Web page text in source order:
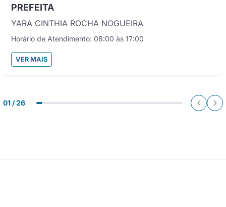
PREFEITA
YARA CINTHIA ROCHA NOGUEIRA
Horário de Atendimento: 08:00 às 17:00
VER MAIS
01 / 26